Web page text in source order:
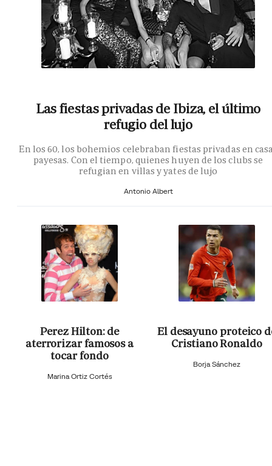
Las fiestas privadas de Ibiza, el último
refugio del lujo
En los 60, los bohemios celebraban fiestas privadas en
payesas. Con el tiempo, quienes huyen de los clubs se
refugian en villas y yates de lujo
Antonio Albert
Perez Hilton: de
aterrorizar famosos a
tocar fondo
Marina Ortiz Cortés
El desayuno proteico
Cristiano Ronaldo
Borja Sánchez